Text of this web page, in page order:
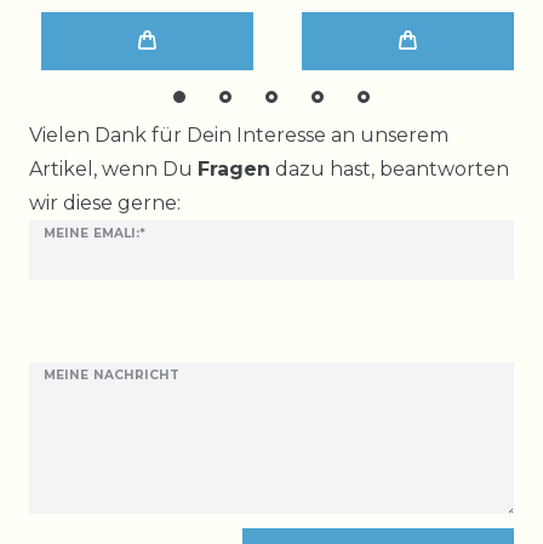
Vielen Dank für Dein Interesse an unserem
Artikel, wenn Du Fragen dazu hast, beantworten
wir diese gerne:
MEINE EMALI:*
MEINE NACHRICHT
Ceres::Template.mailFormHoneypotLabel